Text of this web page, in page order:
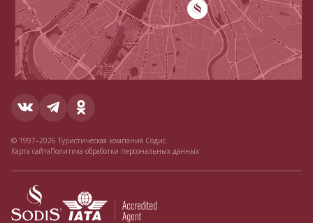
© 1997–2026 Туристическая компания Содис.
Карта сайтаПолитика обработки персональных данных